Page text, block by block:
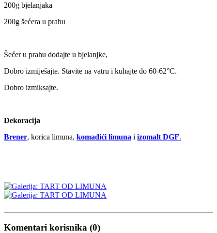
200g bjelanjaka
200g šećera u prahu
Šećer u prahu dodajte u bjelanjke,
Dobro izmiješajte. Stavite na vatru i kuhajte do 60-62°C.
Dobro izmiksajte.
Dekoracija
Brener, korica limuna, komadići limuna i izomalt DGF.
Komentari korisnika (0)